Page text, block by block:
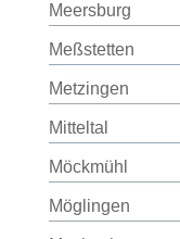
Meersburg
Meßstetten
Metzingen
Mitteltal
Möckmühl
Möglingen